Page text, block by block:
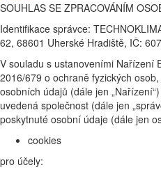
SOUHLAS SE ZPRACOVÁNÍM
Identifikace správce:
62, 68601 Uherské Hradiště, IČ:
V souladu s ustanoveními Nařízení
2016/679 o ochraně fyzických
osobních údajů (dále jen
uvedená společnost (dále jen
poskytnuté osobní údaje (dále jen
cookies
pro účely: